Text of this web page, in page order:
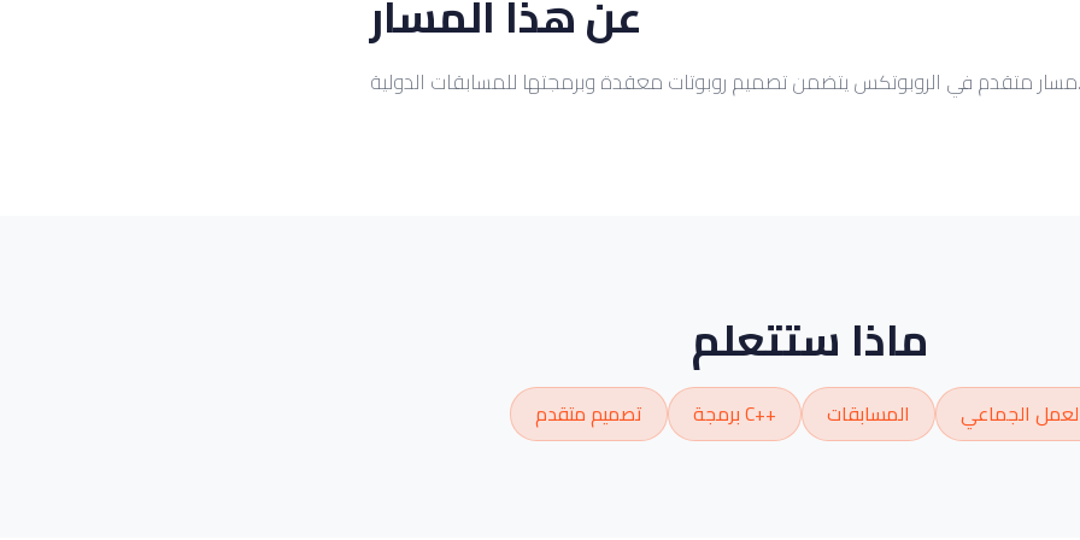
عن هذا المسار
مسار متقدم في الروبوتكس يتضمن تصميم روبوتات معقدة وبرمجتها للمسابقات الدولية.
ماذا ستتعلم
تصميم متقدم برمجة C++ المسابقات الجماعي